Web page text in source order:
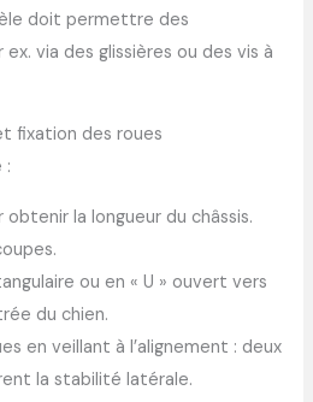
doit permettre des
via des glissières ou des vis à
fixation des roues
:
la longueur du châssis.
ou en « U » ouvert vers
du chien.
en veillant à l’alignement : deux
la stabilité latérale.